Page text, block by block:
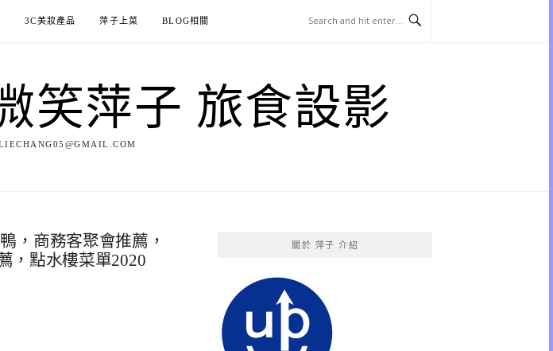
3C美妝產品 萍子上菜 BLOG相關
笑萍子 旅食設影
，商務客聚會推薦，
，點水樓菜單2020
關於 萍子 介紹